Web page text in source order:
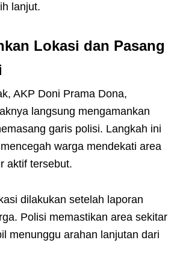
lanjut.
Lokasi dan Pasang
AKP Doni Prama Dona,
langsung mengamankan
garis polisi. Langkah ini
warga mendekati area
aktif tersebut.
dilakukan setelah laporan
Polisi memastikan area sekitar
menunggu arahan lanjutan dari